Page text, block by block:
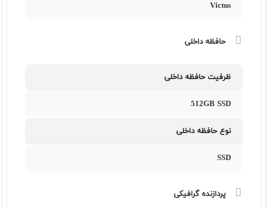
Victus
حافظه داخلی
ظرفیت حافظه داخلی
512GB SSD
نوع حافظه داخلی
SSD
پردازنده گرافیکی